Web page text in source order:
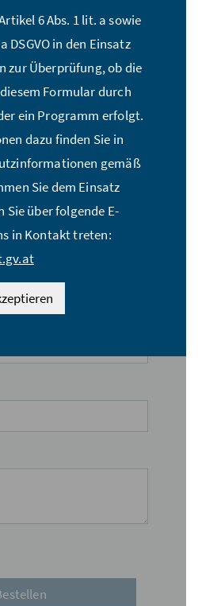
6 Abs. 1 lit. a sowie
DSGVO in den Einsatz
zur Überprüfung, ob die
Formular durch
ein Programm erfolgt.
dazu finden Sie in
gemäß
Sie dem Einsatz
Sie über folgende E-
in Kontakt treten: